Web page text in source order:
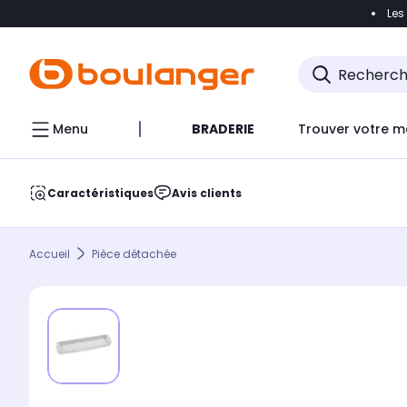
Accéder
Menu BRADERIE Trouver votre
Caractéristiques Avis clients
Accueil Pièce détachée